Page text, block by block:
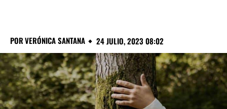
PORVERÓNICA SANTANA 24 JULIO, 2023 08:02